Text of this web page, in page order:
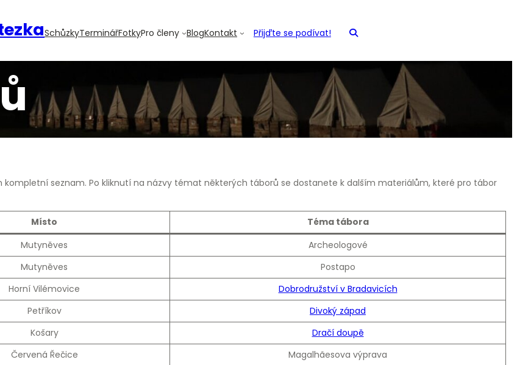
SchůzkyTerminářFotkyPro členy BlogKontakt Přijďte se podívat!
seznam. Po kliknutí na názvy témat některých táborů se dostanete k dalším materiálům, které pro tábor
Místo
Téma tábora
Mutyněves
Archeologové
Mutyněves
Postapo
Horní Vilémovice
Dobrodružství v Bradavicích
Petříkov
Divoký západ
Košary
Dračí doupě
Červená Řečice
Magalhãesova výprava